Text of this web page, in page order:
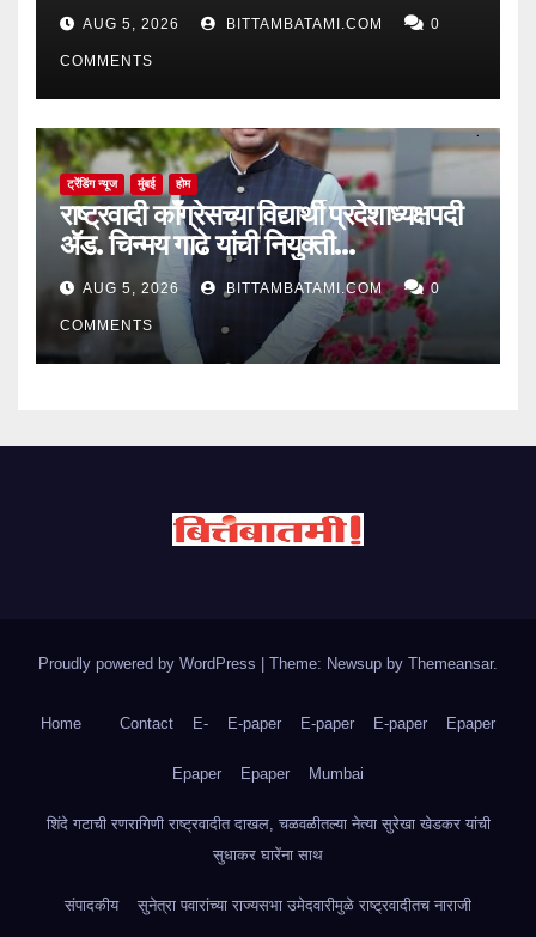
AUG 5, 2026 BITTAMBATAMI.COM 0
COMMENTS
ट्रेंडिंग न्यूज मुंबई होम
राष्ट्रवादी काँग्रेसच्या विद्यार्थी प्रदेशाध्यक्षपदी
ॲड. चिन्मय गाढे यांची नियुक्ती…
AUG 5, 2026 BITTAMBATAMI.COM 0
COMMENTS
Proudly powered by WordPress | Theme: Newsup by Themeansar.
Home Contact E- E-paper E-paper E-paper Epaper
Epaper Epaper Mumbai
शिंदे गटाची रणरागिणी राष्ट्रवादीत दाखल, चळवळीतल्या नेत्या सुरेखा खेडकर यांची
सुधाकर घारेंना साथ
संपादकीय सुनेत्रा पवारांच्या राज्यसभा उमेदवारीमुळे राष्ट्रवादीतच नाराजी